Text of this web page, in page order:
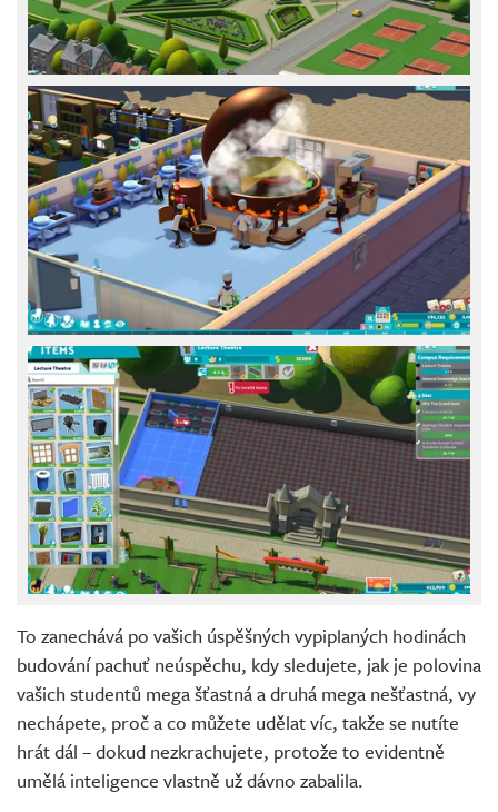
To zanechává po vašich úspěšných vypiplaných hodinách
budování pachuť neúspěchu, kdy sledujete, jak je polovina
vašich studentů mega šťastná a druhá mega nešťastná, vy
nechápete, proč a co můžete udělat víc, takže se nutíte
hrát dál – dokud nezkrachujete, protože to evidentně
umělá inteligence vlastně už dávno zabalila.